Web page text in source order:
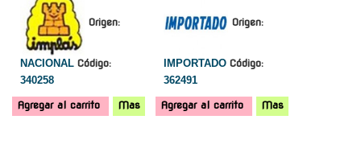
Origen:
NACIONAL Código:
340258
Agregar al carrito Mas
Origen:
IMPORTADO Código:
362491
Agregar al carrito Mas